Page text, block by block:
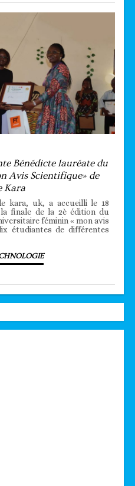
Bénédicte lauréate du
Avis Scientifique» de
Kara
kara, uk, a accueilli le 18
finale de la 2è édition du
féminin « mon avis
étudiantes de différentes